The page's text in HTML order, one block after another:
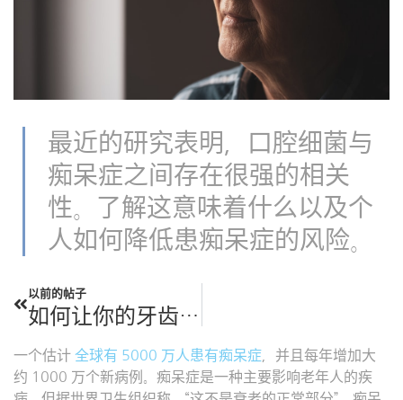
最近的研究表明，口腔细菌与
痴呆症之间存在很强的相关
性。了解这意味着什么以及个
人如何降低患痴呆症的风险。
以前的帖子
如何让你的牙齿更白
一个估计 全球有 5000 万人患有痴呆症 ，并且每年增加大
约 1000 万个新病例。痴呆症是一种主要影响老年人的疾